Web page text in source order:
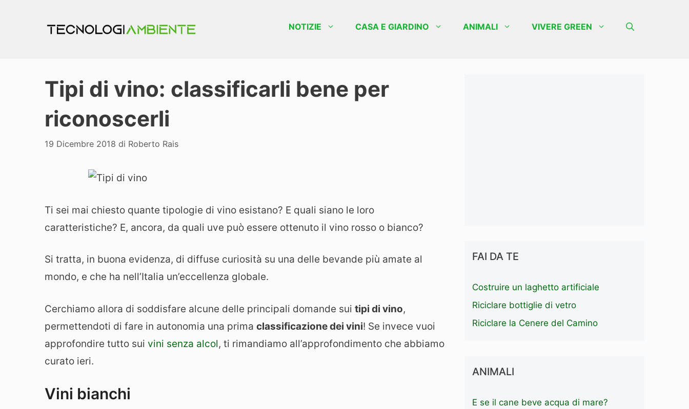
NOTIZIE CASA E GIARDINO ANIMALI VIVERE GREEN
Tipi di vino: classificarli bene per
riconoscerli
19 Dicembre 2018 di Roberto Rais
Ti sei mai chiesto quante tipologie di vino esistano? E quali siano le loro
caratteristiche? E, ancora, da quali uve può essere ottenuto il vino rosso o bianco?
Si tratta, in buona evidenza, di diffuse curiosità su una delle bevande più amate al
mondo, e che ha nell’Italia un’eccellenza globale.
Cerchiamo allora di soddisfare alcune delle principali domande sui tipi di vino,
permettendoti di fare in autonomia una prima classificazione dei vini! Se invece vuoi
approfondire tutto sui vini senza alcol, ti rimandiamo all’approfondimento che abbiamo
curato ieri.
Vini bianchi
FAI DA TE
Costruire un laghetto artificiale
Riciclare bottiglie di vetro
Riciclare la Cenere del Camino
ANIMALI
E se il cane beve acqua di mare?